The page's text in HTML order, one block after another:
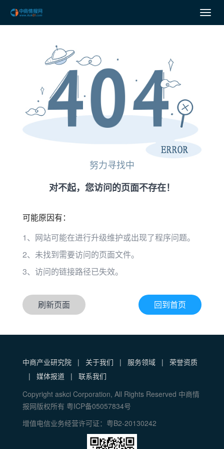
努力寻找中
对不起，您访问的页面不存在！
可能原因有：
1、网站可能在进行升级维护或出现了程序问题。
2、未找到需要访问的页面文件。
3、访问的链接路径已失效。
刷新页面 回到首页
中商产业研究院 | 关于我们 | 服务领域 |
荣誉资质
|
媒体报道 |
联系我们
Copyright askci Corporation, All Rights Reserved 中商情
报网版权所有 粤ICP备05057834号
增值电信业务经营许可证：粤B2-20130242